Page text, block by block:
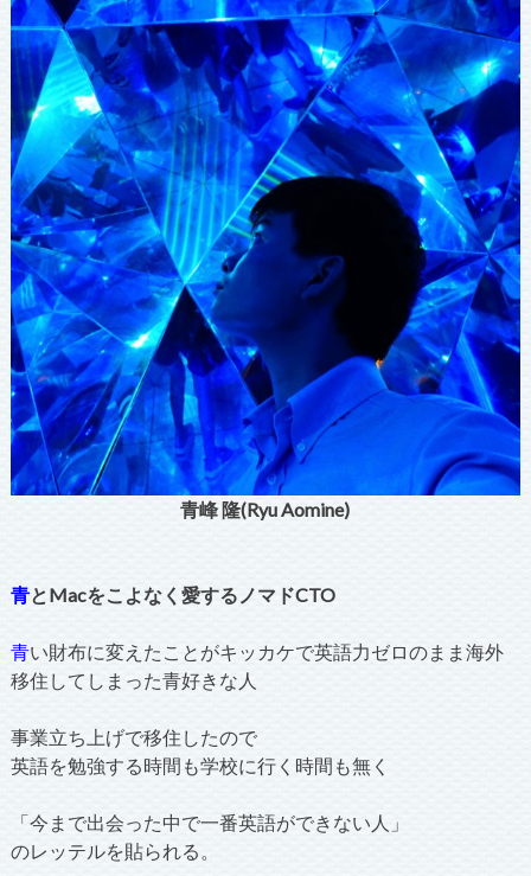
青峰 隆(Ryu Aomine)
青とMacをこよなく愛するノマドCTO
青い財布に変えたことがキッカケで英語力ゼロのまま海外
移住してしまった青好きな人
事業立ち上げで移住したので
英語を勉強する時間も学校に行く時間も無く
「今まで出会った中で一番英語ができない人」
のレッテルを貼られる。